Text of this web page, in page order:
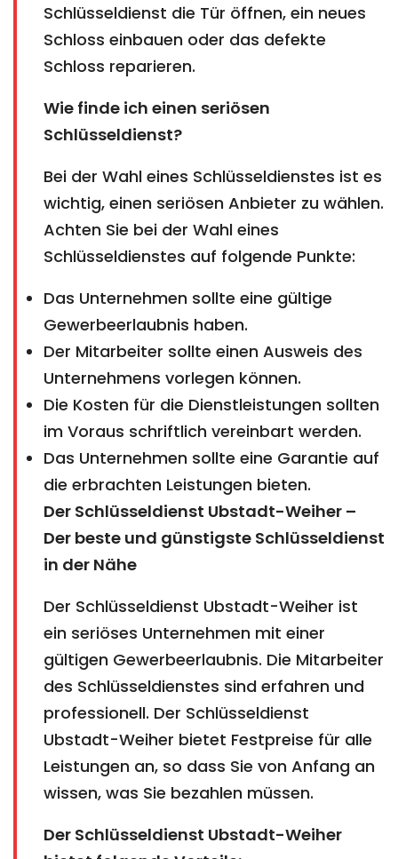
Schlüsseldienst die Tür öffnen, ein neues
Schloss einbauen oder das defekte
Schloss reparieren.
Wie finde ich einen seriösen
Schlüsseldienst?
Bei der Wahl eines Schlüsseldienstes ist es
wichtig, einen seriösen Anbieter zu wählen.
Achten Sie bei der Wahl eines
Schlüsseldienstes auf folgende Punkte:
Das Unternehmen sollte eine gültige
Gewerbeerlaubnis haben.
Der Mitarbeiter sollte einen Ausweis des
Unternehmens vorlegen können.
Die Kosten für die Dienstleistungen sollten
im Voraus schriftlich vereinbart werden.
Das Unternehmen sollte eine Garantie auf
die erbrachten Leistungen bieten.
Der Schlüsseldienst Ubstadt-Weiher –
Der beste und günstigste Schlüsseldienst
in der Nähe
Der Schlüsseldienst Ubstadt-Weiher ist
ein seriöses Unternehmen mit einer
gültigen Gewerbeerlaubnis. Die Mitarbeiter
des Schlüsseldienstes sind erfahren und
professionell. Der Schlüsseldienst
Ubstadt-Weiher bietet Festpreise für alle
Leistungen an, so dass Sie von Anfang an
wissen, was Sie bezahlen müssen.
Der Schlüsseldienst Ubstadt-Weiher